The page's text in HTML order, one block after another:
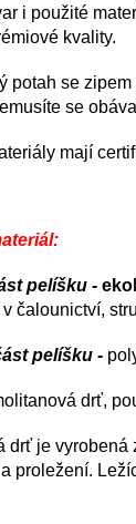
i použité
kvality.
potah se
se
mají
pelíšku -
čalounictví,
pelíšku -
drť,
drť je vyrobená
proležení.